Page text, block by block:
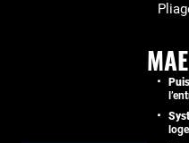
MAE